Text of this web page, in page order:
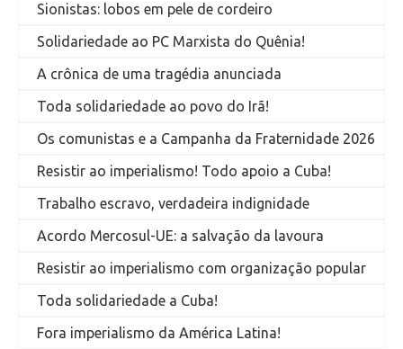
Sionistas: lobos em pele de cordeiro
Solidariedade ao PC Marxista do Quênia!
A crônica de uma tragédia anunciada
Toda solidariedade ao povo do Irã!
Os comunistas e a Campanha da Fraternidade 2026
Resistir ao imperialismo! Todo apoio a Cuba!
Trabalho escravo, verdadeira indignidade
Acordo Mercosul-UE: a salvação da lavoura
Resistir ao imperialismo com organização popular
Toda solidariedade a Cuba!
Fora imperialismo da América Latina!